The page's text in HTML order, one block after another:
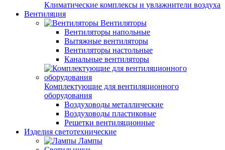
Климатические комплексы и увлажнители воздуха
Вентиляция
Вентиляторы
Вентиляторы напольные
Вытяжные вентиляторы
Вентиляторы настольные
Канальные вентиляторы
Комплектующие для вентиляционного
оборудования
Воздуховоды металлические
Воздуховоды пластиковые
Решетки вентиляционные
Изделия светотехнические
Лампы